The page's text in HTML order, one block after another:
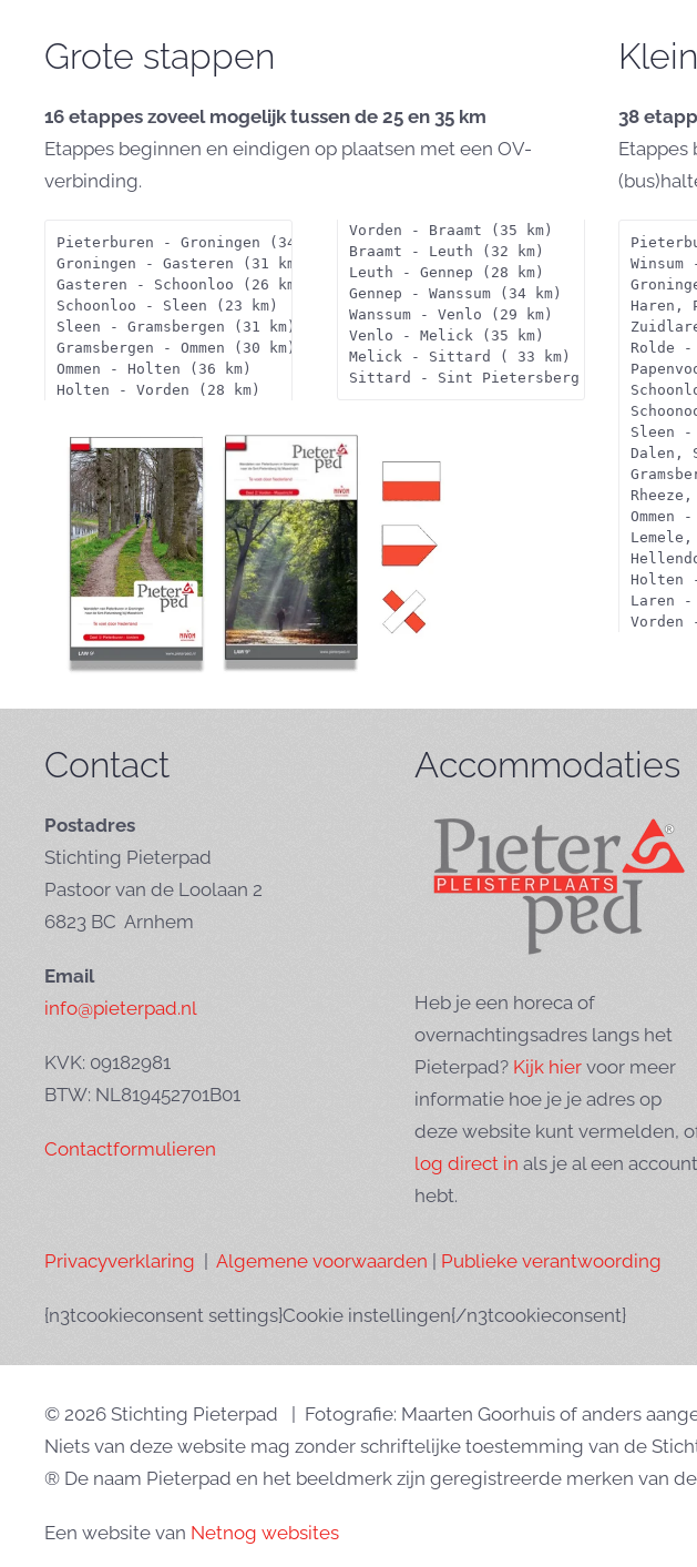
Grote stappen
16 etappes zoveel mogelijk tussen de 25 en 35 km
Etappes beginnen en eindigen op plaatsen met een OV-
verbinding.
Pieterburen - Groningen (34 km)
Groningen - Gasteren (31 km)
Gasteren - Schoonloo (26 km)
Schoonloo - Sleen (23 km)
Sleen - Gramsbergen (31 km)
Gramsbergen - Ommen (30 km)
Ommen - Holten (36 km)
Holten - Vorden (28 km)
Vorden - Braamt (35 km)
Braamt - Leuth (32 km)
Leuth - Gennep (28 km)
Gennep - Wanssum (34 km)
Wanssum - Venlo (29 km)
Venlo - Melick (35 km)
Melick - Sittard ( 33 km)
Sittard - Sint Pietersberg (39 km)
38
Etappes
Haren,
Rolde -
Sleen
Dalen,
Ommen
Holten
Laren -
Vorden
Contact
Postadres
Stichting Pieterpad
Pastoor van de Loolaan 2
6823 BC Arnhem
Email
info@pieterpad.nl
KVK: 09182981
BTW: NL819452701B01
Contactformulieren
Accommodaties
Heb je een horeca of
overnachtingsadres langs het
Pieterpad? Kijk hiervoor meer
informatie hoe je je adres op
deze website kunt vermelden,
log direct in als je al een account
hebt.
Privacyverklaring | Algemene voorwaarden | Publieke verantwoording
{n3tcookieconsent settings}Cookie instellingen{/n3tcookieconsent}
© 2026 Stichting Pieterpad | Fotografie: Maarten Goorhuis of anders
Niets van deze website mag zonder schriftelijke toestemming van de
® De naam Pieterpad en het beeldmerk zijn geregistreerde merken van
Een website van Netnog websites